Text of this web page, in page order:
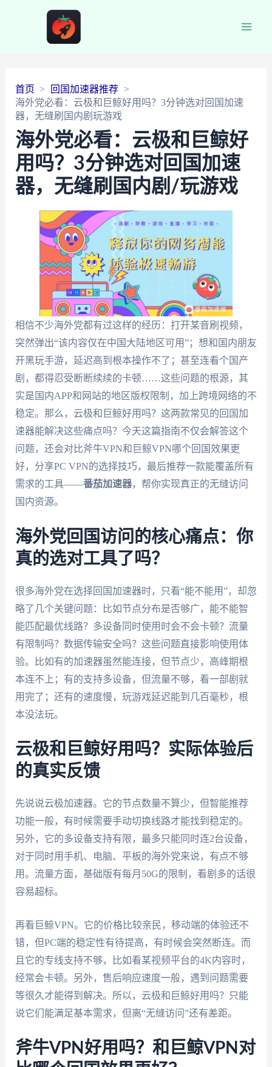
首页
回国加速器推荐
海外党必看：云极和巨鲸好用吗？3分钟选对回国加速
器，无缝刷国内剧玩游戏
海外党必看：云极和巨鲸好
用吗？3分钟选对回国加速
器，无缝刷国内剧/玩游戏
相信不少海外党都有过这样的经历：打开某音刷视频，
突然弹出“该内容仅在中国大陆地区可用”；想和国内朋友
开黑玩手游，延迟高到根本操作不了；甚至连看个国产
剧，都得忍受断断续续的卡顿……这些问题的根源，其
实是国内APP和网站的地区版权限制，加上跨境网络的不
稳定。那么，云极和巨鲸好用吗？这两款常见的回国加
速器能解决这些痛点吗？今天这篇指南不仅会解答这个
问题，还会对比斧牛VPN和巨鲸VPN哪个回国效果更
好，分享PC VPN的选择技巧，最后推荐一款能覆盖所有
需求的工具——番茄加速器，帮你实现真正的无缝访问
国内资源。
海外党回国访问的核心痛点：你
真的选对工具了吗？
很多海外党在选择回国加速器时，只看“能不能用”，却忽
略了几个关键问题：比如节点分布是否够广，能不能智
能匹配最优线路？多设备同时使用时会不会卡顿？流量
有限制吗？数据传输安全吗？这些问题直接影响使用体
验。比如有的加速器虽然能连接，但节点少，高峰期根
本连不上；有的支持多设备，但流量不够，看一部剧就
用完了；还有的速度慢，玩游戏延迟能到几百毫秒，根
本没法玩。
云极和巨鲸好用吗？实际体验后
的真实反馈
先说说云极加速器。它的节点数量不算少，但智能推荐
功能一般，有时候需要手动切换线路才能找到稳定的。
另外，它的多设备支持有限，最多只能同时连2台设备，
对于同时用手机、电脑、平板的海外党来说，有点不够
用。流量方面，基础版有每月50G的限制，看剧多的话很
容易超标。
再看巨鲸VPN。它的价格比较亲民，移动端的体验还不
错，但PC端的稳定性有待提高，有时候会突然断连。而
且它的专线支持不够，比如看某视频平台的4K内容时，
经常会卡顿。另外，售后响应速度一般，遇到问题需要
等很久才能得到解决。所以，云极和巨鲸好用吗？只能
说它们能满足基本需求，但离“无缝访问”还有差距。
斧牛VPN好用吗？和巨鲸VPN对